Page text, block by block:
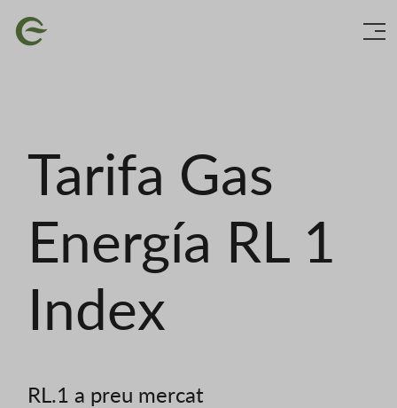
Imatge
Tarifa Gas
Energía RL 1
Index
RL.1 a preu mercat